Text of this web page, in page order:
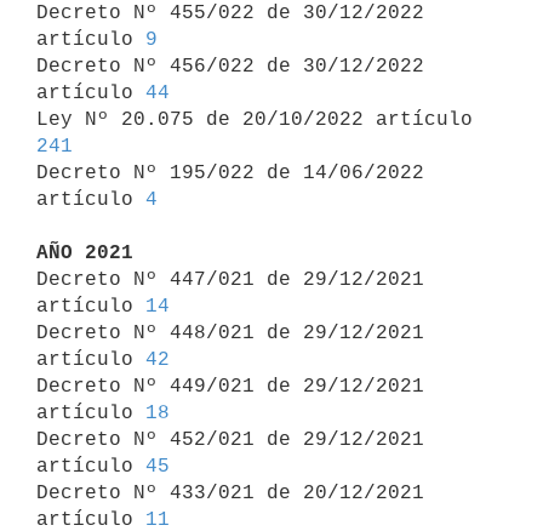
Decreto Nº 455/022 de 30/12/2022
artículo 9
Decreto Nº 456/022 de 30/12/2022
artículo 44
241
Decreto Nº 195/022 de 14/06/2022
artículo 4
AÑO 2021
Decreto Nº 447/021 de 29/12/2021
artículo 14
Decreto Nº 448/021 de 29/12/2021
artículo 42
Decreto Nº 449/021 de 29/12/2021
artículo 18
Decreto Nº 452/021 de 29/12/2021
artículo 45
Decreto Nº 433/021 de 20/12/2021
artículo 11